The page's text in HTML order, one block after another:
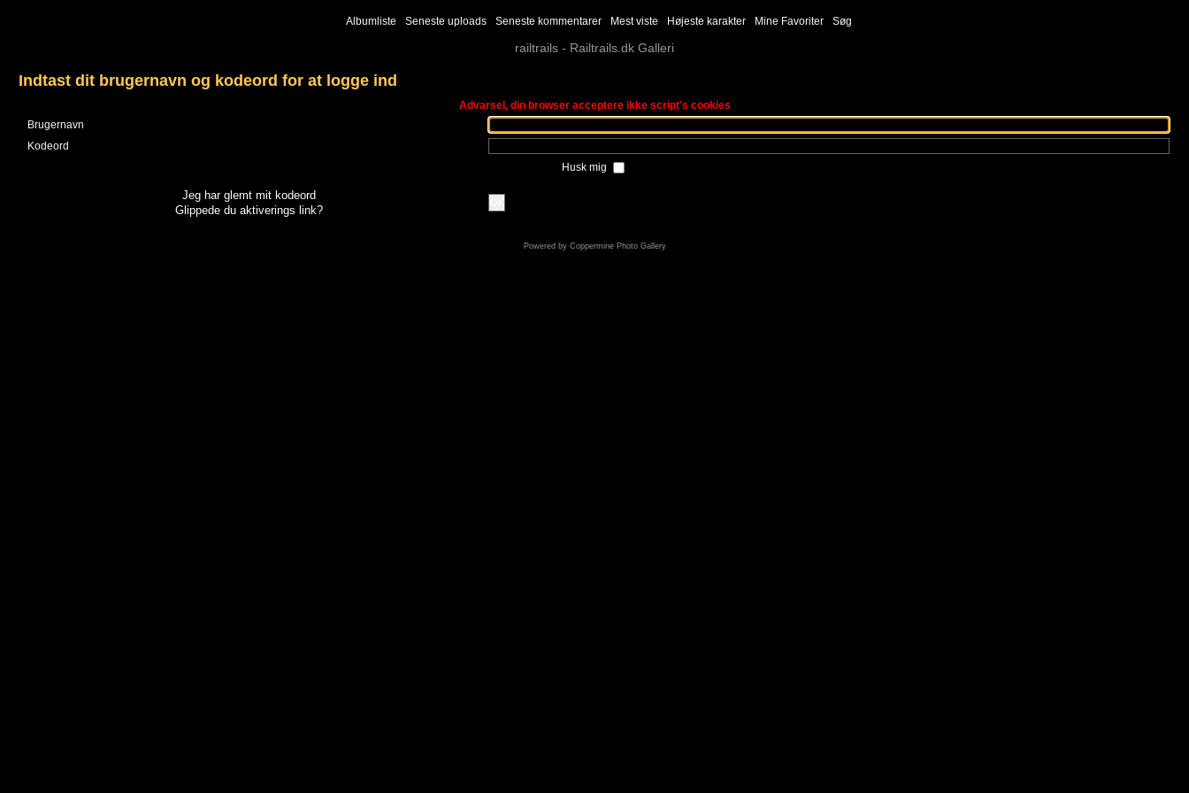
Albumliste Seneste uploads Seneste kommentarer Mest viste Højeste karakter Mine Favoriter Søg
railtrails - Railtrails.dk Galleri
Indtast dit brugernavn og kodeord for at logge ind
Advarsel, din browser acceptere ikke script's cookies
Brugernavn
Kodeord
Husk mig
Jeg har glemt mit kodeord
Glippede du aktiverings link?
Powered by Coppermine Photo Gallery